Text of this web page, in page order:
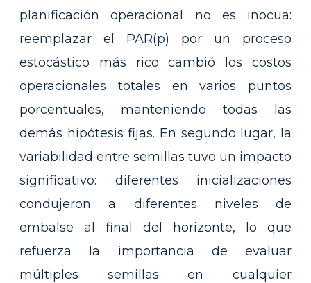
planificación operacional no es inocua:
reemplazar el PAR(p) por un proceso
estocástico más rico cambió los costos
operacionales totales en varios puntos
porcentuales, manteniendo todas las
demás hipótesis fijas. En segundo lugar, la
variabilidad entre semillas tuvo un impacto
significativo: diferentes inicializaciones
condujeron a diferentes niveles de
embalse al final del horizonte, lo que
refuerza la importancia de evaluar
múltiples semillas en cualquier